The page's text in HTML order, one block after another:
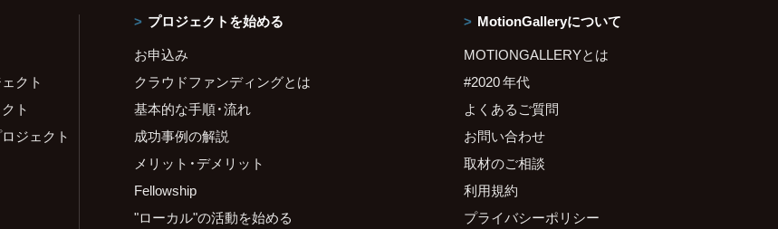
クト
ト
ジェクト
プロジェクトを始める
お申込み
クラウドファンディングとは
基本的な手順・流れ
成功事例の解説
メリット・デメリット
Fellowship
"ローカル"の活動を始める
MotionGalleryについて
MOTIONGALLERYとは
#2020 年代
よくあるご質問
お問い合わせ
取材のご相談
利用規約
プライバシーポリシー